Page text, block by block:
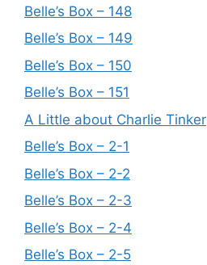
Belle’s Box – 148
Belle’s Box – 149
Belle’s Box – 150
Belle’s Box – 151
A Little about Charlie Tinker
Belle’s Box – 2-1
Belle’s Box – 2-2
Belle’s Box – 2-3
Belle’s Box – 2-4
Belle’s Box – 2-5